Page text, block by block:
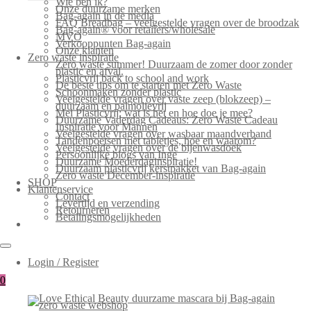
Onze duurzame merken
Bag-again in de media
FAQ Breadbag – veelgestelde vragen over de broodzak
Bag-again® voor retailers/wholesale
MVO
Verkooppunten Bag-again
Onze klanten
Zero waste inspiratie
Zero waste summer! Duurzaam de zomer door zonder
plastic en afval.
Plasticvrij back to school and work
De beste tips om te starten met Zero Waste
Schoonmaken zonder plastic
Veelgestelde vragen over vaste zeep (blokzeep) –
duurzaam en palmolievrij
Mei Plasticvrij: wat is het en hoe doe je mee?
Duurzame Vaderdag Cadeaus: Zero Waste Cadeau
Inspiratie voor Mannen
Veelgestelde vragen over wasbaar maandverband
Tandenpoetsen met tabletjes, hoe en waarom?
Veelgestelde vragen over de bijenwasdoek
Persoonlijke blogs van Inge
Duurzame Moederdaginspiratie!
Duurzaam plasticvrij kerstpakket van Bag-again
Zero waste December-inspiratie
SHOP
Klantenservice
Contact
Levertijd en verzending
Retourneren
Betalingsmogelijkheden
Login / Register
0